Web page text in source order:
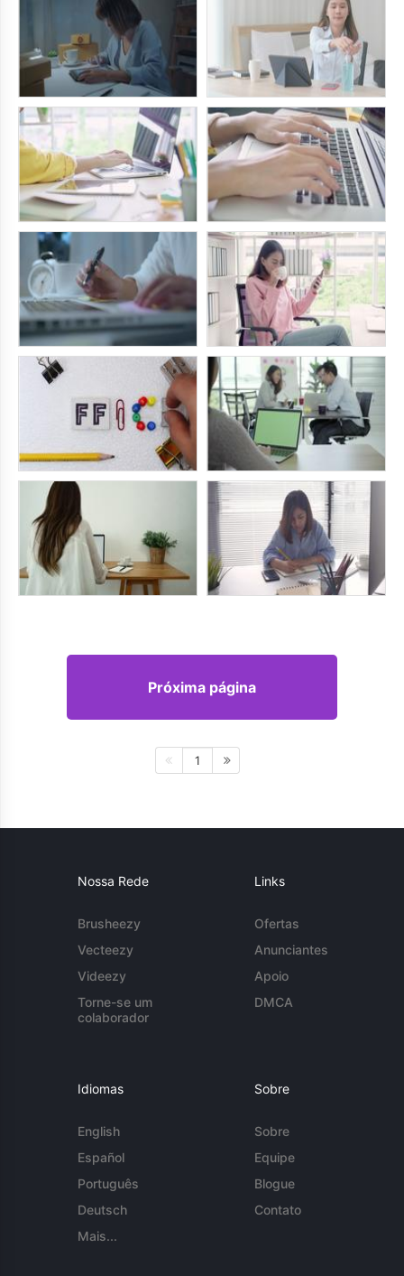
Próxima página
1
Nossa Rede
Brusheezy
Vecteezy
Videezy
Torne-se um
colaborador
Links
Ofertas
Anunciantes
Apoio
DMCA
Idiomas
English
Español
Português
Deutsch
Mais...
Sobre
Sobre
Equipe
Blogue
Contato